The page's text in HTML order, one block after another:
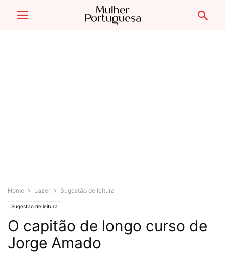
Home Lazer Sugestão de leitura
Sugestão de leitura
O capitão de longo curso de
Jorge Amado